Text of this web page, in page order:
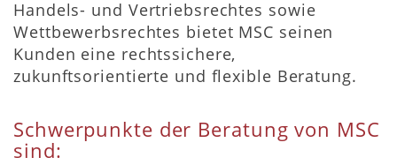
Handels- und Vertriebsrechtes sowie
Wettbewerbsrechtes bietet MSC seinen
Kunden eine rechtssichere,
zukunftsorientierte und flexible Beratung.
Schwerpunkte der Beratung von MSC
sind: